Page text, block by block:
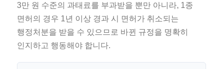
3만 원 수준의 과태료를 부과받을 뿐만 아니라, 1종
면허의 경우 1년 이상 경과 시 면허가 취소되는
행정처분을 받을 수 있으므로 바뀐 규정을 명확히
인지하고 행동해야 합니다.